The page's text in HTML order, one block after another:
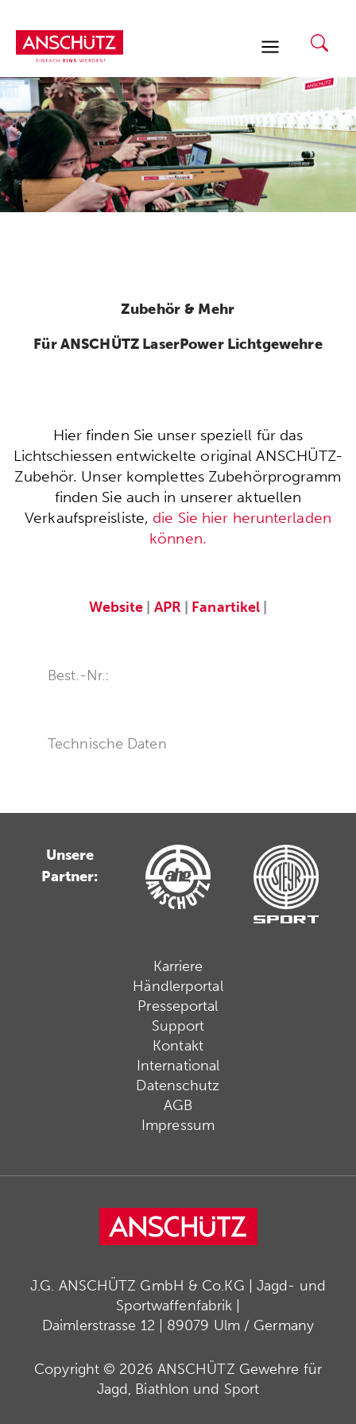
Inhalt
springen
Zubehör & Mehr
Für ANSCHÜTZ LaserPower Lichtgewehre
Hier finden Sie unser speziell für das
Lichtschiessen entwickelte original ANSCHÜTZ-
Zubehör. Unser komplettes Zubehörprogramm
finden Sie auch in unserer aktuellen
Verkaufspreisliste, die Sie hier herunterladen
können.
Website APR Fanartikel
Best.-Nr.:
Technische Daten
Unsere
Partner:
Karriere
Händlerportal
Presseportal
Support
Kontakt
International
Datenschutz
AGB
Impressum
J.G. ANSCHÜTZ GmbH & Co.KG | Jagd- und
Sportwaffenfabrik |
Daimlerstrasse 12 | 89079 Ulm / Germany
Copyright © 2026 ANSCHÜTZ Gewehre für
Jagd, Biathlon und Sport